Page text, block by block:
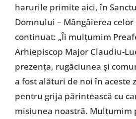
harurile primite aici, în
Domnului – Mângâierea celor
continuat: „Îi mulțumim
Arhiepiscop Major Claudiu-
prezența, rugăciunea și
a fost alături de noi în aceste
pentru grija părintească cu
misiunea noastră. Mulțumim